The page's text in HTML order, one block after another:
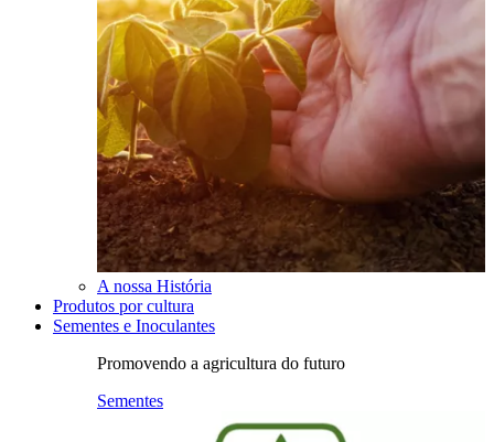
A nossa História
Produtos por cultura
Sementes e Inoculantes
Promovendo a agricultura do futuro
Sementes